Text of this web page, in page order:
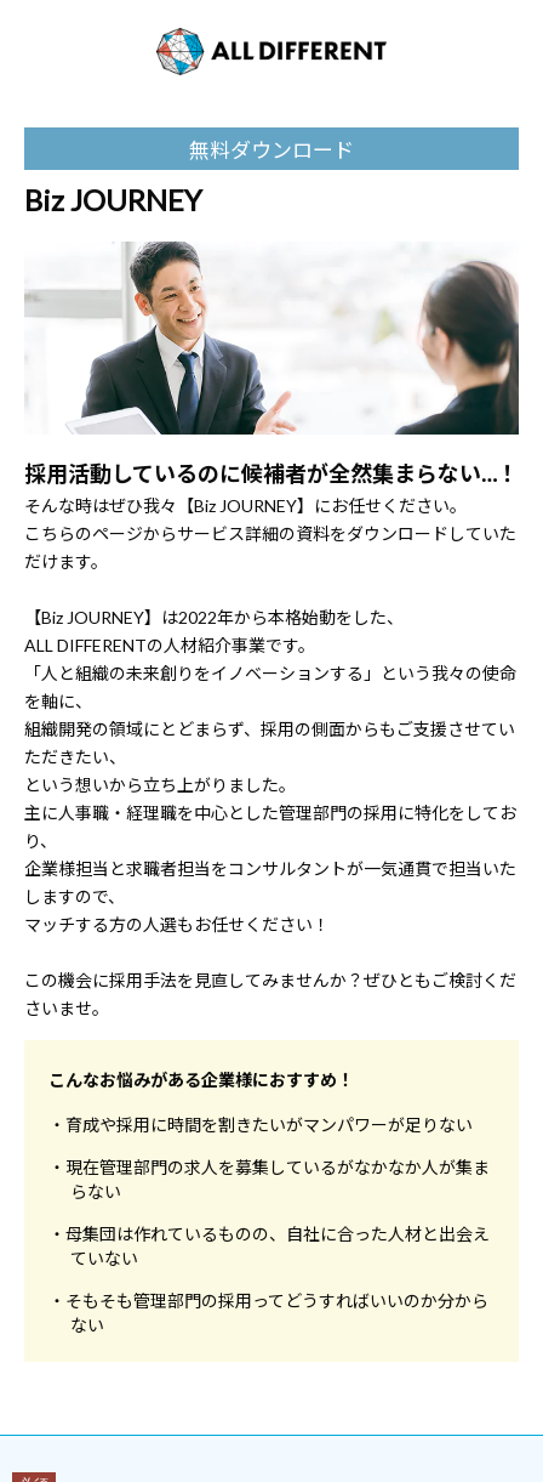
無料ダウンロード
Biz JOURNEY
採用活動しているのに候補者が全然集まらない…！
そんな時はぜひ我々【Biz JOURNEY】にお任せください。
こちらのページからサービス詳細の資料をダウンロードしていた
だけます。
【Biz JOURNEY】は2022年から本格始動をした、
ALL DIFFERENTの人材紹介事業です。
「人と組織の未来創りをイノベーションする」という我々の使命
を軸に、
組織開発の領域にとどまらず、採用の側面からもご支援させてい
ただきたい、
という想いから立ち上がりました。
主に人事職・経理職を中心とした管理部門の採用に特化をしてお
り、
企業様担当と求職者担当をコンサルタントが一気通貫で担当いた
しますので、
マッチする方の人選もお任せください！
この機会に採用手法を見直してみませんか？ぜひともご検討くだ
さいませ。
こんなお悩みがある企業様におすすめ！
・育成や採用に時間を割きたいがマンパワーが足りない
・現在管理部門の求人を募集しているがなかなか人が集ま
らない
・母集団は作れているものの、自社に合った人材と出会え
ていない
・そもそも管理部門の採用ってどうすればいいのか分から
ない